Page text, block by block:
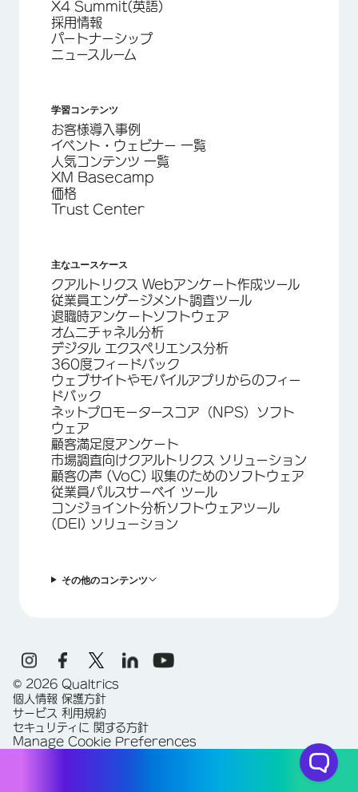
X4 Summit(英語)
採用情報
パートナーシップ
ニュースルーム
学習コンテンツ
お客様導入事例
イベント・ウェビナー 一覧
人気コンテンツ 一覧
XM Basecamp
価格
Trust Center
主なユースケース
クアルトリクス Webアンケート作成ツール
従業員エンゲージメント調査ツール
退職時アンケートソフトウェア
オムニチャネル分析
デジタル エクスペリエンス分析
360度フィードバック
ウェブサイトやモバイルアプリからのフィー
ドバック
ネットプロモータースコア（NPS）ソフト
ウェア
顧客満足度アンケート
市場調査向けクアルトリクス ソリューション
顧客の声 (VoC) 収集のためのソフトウェア
従業員パルスサーベイ ツール
コンジョイント分析ソフトウェアツール
(DEI) ソリューション
その他のコンテンツ
© 2026 Qualtrics
個人情報 保護方針
サービス 利用規約
セキュリティに 関する方針
Manage Cookie Preferences